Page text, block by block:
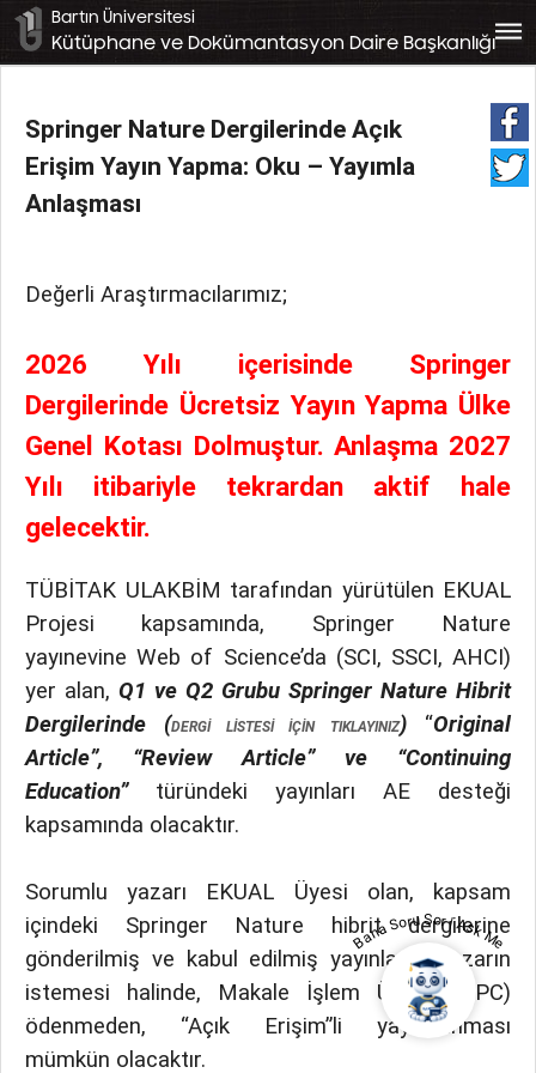
bars
Bartın Üniversitesi
Kütüphane ve Dokümantasyon Daire Başkanlığı
Springer Nature Dergilerinde Açık
Erişim Yayın Yapma: Oku – Yayımla
Anlaşması
Değerli Araştırmacılarımız;
2026 Yılı içerisinde Springer
Dergilerinde Ücretsiz Yayın Yapma Ülke
Genel Kotası Dolmuştur. Anlaşma 2027
Yılı itibariyle tekrardan aktif hale
gelecektir.
TÜBİTAK ULAKBİM tarafından yürütülen EKUAL
Projesi kapsamında, Springer Nature
yayınevineWeb of Science’da (SCI, SSCI, AHCI)
yer alan, Q1 ve Q2 Grubu Springer Nature Hibrit
Dergilerinde (DERGİ LİSTESİ İÇİN TIKLAYINIZ) “Original
Article”, “Review Article” ve “Continuing
Education”türündeki yayınları AE desteği
kapsamında olacaktır.
Sorumlu yazarı EKUAL Üyesi olan, kapsam
içindeki Springer Nature hibrit dergilerine
gönderilmiş ve kabul edilmiş yayınların, yazarın
istemesi halinde, Makale İşlem Ücreti (APC)
ödenmeden, “Açık Erişim”li yayımlanması
mümkün olacaktır.
Bana Soru Sor | Ask Me